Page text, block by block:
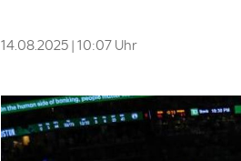
14.08.2025 | 10:07 Uhr